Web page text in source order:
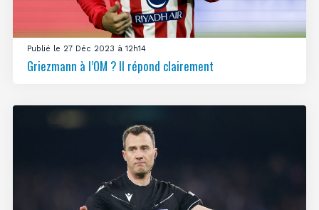
Publié le 27 Déc 2023 à 12h14
Griezmann à l’OM ? Il répond clairement